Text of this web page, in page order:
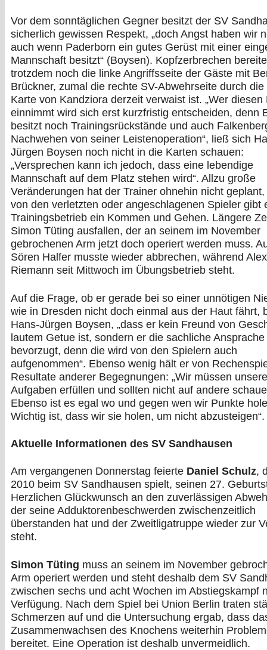
Vor dem sonntäglichen Gegner besitzt der SV
sicherlich gewissen Respekt, „doch Angst haben wir
auch wenn Paderborn ein gutes Gerüst mit einer
Mannschaft besitzt“ (Boysen). Kopfzerbrechen
trotzdem noch die linke Angriffsseite der Gäste mit
Brückner, zumal die rechte SV-Abwehrseite durch die
Karte von Kandziora derzeit verwaist ist. „Wer diesen
einnimmt wird sich erst kurzfristig entscheiden, denn
besitzt noch Trainingsrückstände und auch
Nachwehen von seiner Leistenoperation“, ließ sich
Jürgen Boysen noch nicht in die Karten schauen:
„Versprechen kann ich jedoch, dass eine lebendige
Mannschaft auf dem Platz stehen wird“. Allzu große
Veränderungen hat der Trainer ohnehin nicht
von den verletzten oder angeschlagenen Spieler gibt
Trainingsbetrieb ein Kommen und Gehen. Längere
Simon Tüting ausfallen, der an seinem im November
gebrochenen Arm jetzt doch operiert werden muss.
Sören Halfer musste wieder abbrechen, während
Riemann seit Mittwoch im Übungsbetrieb steht.
Auf die Frage, ob er gerade bei so einer unnötigen
wie in Dresden nicht doch einmal aus der Haut fährt,
Hans-Jürgen Boysen, „dass er kein Freund von
lautem Getue ist, sondern er die sachliche Ansprache
bevorzugt, denn die wird von den Spielern auch
aufgenommen“. Ebenso wenig hält er von
Resultate anderer Begegnungen: „Wir müssen
Aufgaben erfüllen und sollten nicht auf andere
Ebenso ist es egal wo und gegen wen wir Punkte
Wichtig ist, dass wir sie holen, um nicht abzusteigen“.
Aktuelle Informationen des SV Sandhausen
Am vergangenen Donnerstag feierte Daniel Schulz,
2010 beim SV Sandhausen spielt, seinen 27.
Herzlichen Glückwunsch an den zuverlässigen
der seine Adduktorenbeschwerden zwischenzeitlich
überstanden hat und der Zweitligatruppe wieder zur
steht.
Simon Tüting muss an seinem im November
Arm operiert werden und steht deshalb dem SV
zwischen sechs und acht Wochen im Abstiegskampf
Verfügung. Nach dem Spiel bei Union Berlin traten
Schmerzen auf und die Untersuchung ergab, dass
Zusammenwachsen des Knochens weiterhin
bereitet. Eine Operation ist deshalb unvermeidlich.